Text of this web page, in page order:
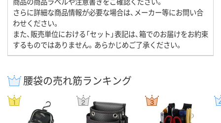
さらに詳細な商品情報が必要な場合は、メーカー等にお問い合
わせください。
また、販売単位における「セット」表記は、箱でのお届けをお約束
するものではありません。あらかじめご了承ください。
腰袋の売れ筋ランキング